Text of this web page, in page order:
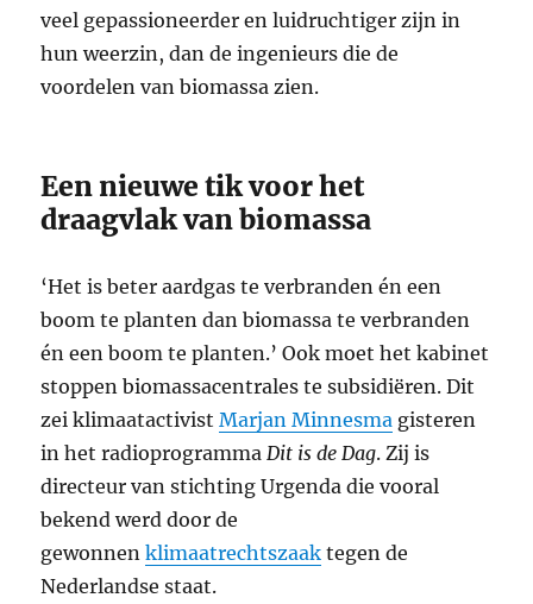
veel gepassioneerder en luidruchtiger zijn in
hun weerzin, dan de ingenieurs die de
voordelen van biomassa zien.
Een nieuwe tik voor het
draagvlak van biomassa
‘Het is beter aardgas te verbranden én een
boom te planten dan biomassa te verbranden
én een boom te planten.’ Ook moet het kabinet
stoppen biomassacentrales te subsidiëren. Dit
zei klimaatactivistMarjan Minnesma gisteren
in het radioprogramma Dit is de Dag. Zij is
directeur van stichting Urgenda die vooral
bekend werd door de
gewonnenklimaatrechtszaak tegen de
Nederlandse staat.